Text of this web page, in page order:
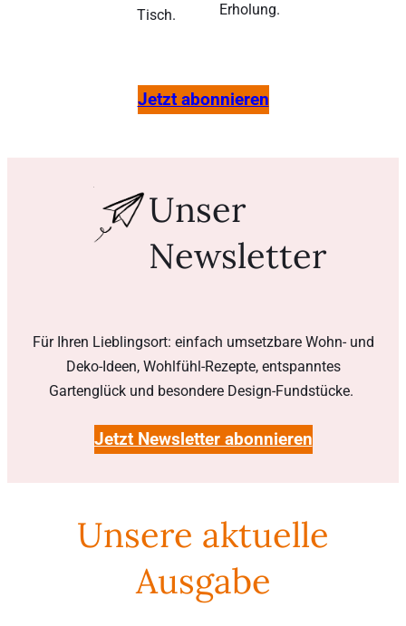
Tisch.
Erholung.
Jetzt abonnieren
Unser
Newsletter
Für Ihren Lieblingsort: einfach umsetzbare Wohn- und
Deko-Ideen, Wohlfühl-Rezepte, entspanntes
Gartenglück und besondere Design-Fundstücke.
Jetzt Newsletter abonnieren
Unsere aktuelle
Ausgabe